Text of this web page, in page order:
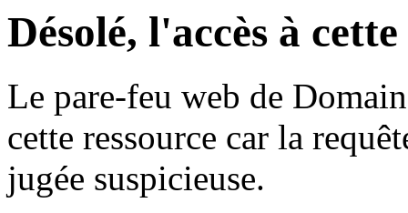
Désolé, l'accès à
Le pare-feu web de
cette ressource car la
jugée suspicieuse.